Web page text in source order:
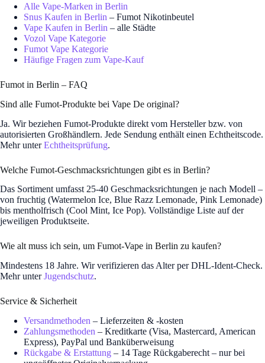
Alle Vape-Marken in Berlin
Snus Kaufen in Berlin – Fumot Nikotinbeutel
Vape Kaufen in Berlin – alle Städte
Vozol Vape Kategorie
Fumot Vape Kategorie
Häufige Fragen zum Vape-Kauf
Fumot in Berlin – FAQ
Sind alle Fumot-Produkte bei Vape De original?
Ja. Wir beziehen Fumot-Produkte direkt vom Hersteller bzw. von
autorisierten Großhändlern. Jede Sendung enthält einen Echtheitscode.
Mehr unterEchtheitsprüfung.
Welche Fumot-Geschmacksrichtungen gibt es in Berlin?
Das Sortiment umfasst 25-40 Geschmacksrichtungen je nach Modell –
von fruchtig (Watermelon Ice, Blue Razz Lemonade, Pink Lemonade)
bis mentholfrisch (Cool Mint, Ice Pop). Vollständige Liste auf der
jeweiligen Produktseite.
Wie alt muss ich sein, um Fumot-Vape in Berlin zu kaufen?
Mindestens 18 Jahre. Wir verifizieren das Alter per DHL-Ident-Check.
Mehr unterJugendschutz.
Service & Sicherheit
Versandmethoden – Lieferzeiten & -kosten
Zahlungsmethoden – Kreditkarte (Visa, Mastercard, American
Express), PayPal und Banküberweisung
Rückgabe & Erstattung – 14 Tage Rückgaberecht – nur bei